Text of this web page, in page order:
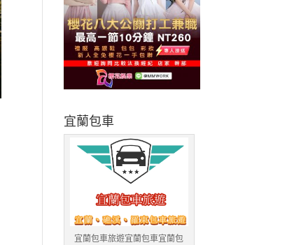
宜蘭包車
宜蘭包車旅遊宜蘭包車宜蘭包